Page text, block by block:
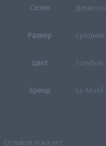
Сезон
Размер Средний
Цвет
Бренд Le Motif
Отзывов пока нет.